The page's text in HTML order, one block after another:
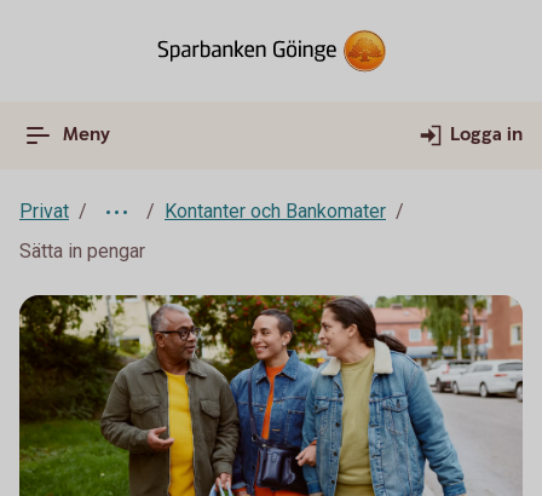
Meny Logga in
Privat
Kontanter och Bankomater
Sätta in pengar